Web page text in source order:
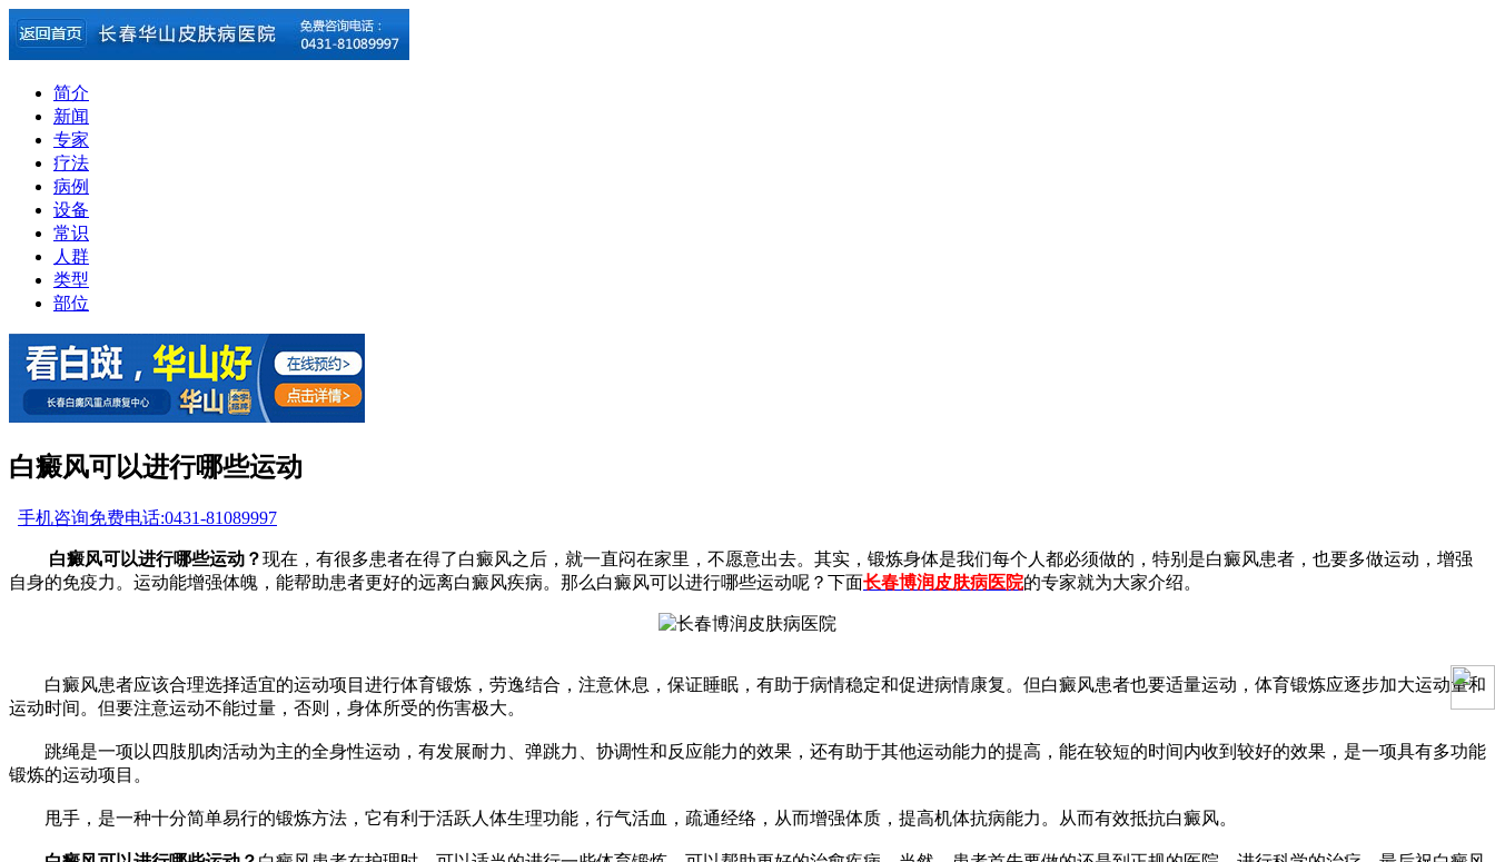
简介
新闻
专家
疗法
病例
设备
常识
人群
类型
部位
白癜风可以进行哪些运动
手机咨询免费电话:0431-81089997
白癜风可以进行哪些运动？现在，有很多患者在得了白癜风之后，就一直闷在家里，不愿意出去。其实，锻炼身体是我们每个人都必须做的，特别是白癜风患者，也要多做运动，增强
自身的免疫力。运动能增强体魄，能帮助患者更好的远离白癜风疾病。那么白癜风可以进行哪些运动呢？下面长春博润皮肤病医院的专家就为大家介绍。
白癜风患者应该合理选择适宜的运动项目进行体育锻炼，劳逸结合，注意休息，保证睡眠，有助于病情稳定和促进病情康复。但白癜风患者也要适量运动，体育锻炼应逐步加大运动量和
运动时间。但要注意运动不能过量，否则，身体所受的伤害极大。
跳绳是一项以四肢肌肉活动为主的全身性运动，有发展耐力、弹跳力、协调性和反应能力的效果，还有助于其他运动能力的提高，能在较短的时间内收到较好的效果，是一项具有多功能
锻炼的运动项目。
甩手，是一种十分简单易行的锻炼方法，它有利于活跃人体生理功能，行气活血，疏通经络，从而增强体质，提高机体抗病能力。从而有效抵抗白癜风。